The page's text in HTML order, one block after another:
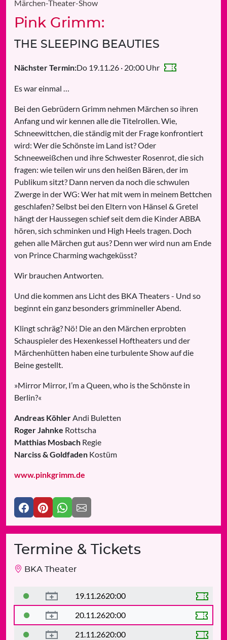
Märchen-Theater-Show
Pink Grimm:
THE SLEEPING BEAUTIES
Nächster Termin:Do 19.11.26 · 20:00 Uhr
Es war einmal …
Bei den Gebrüdern Grimm nehmen Märchen so ihren
Anfang und wir kennen alle die Titelrollen. Wie,
Schneewittchen, die ständig mit der Frage konfrontiert
wird: Wer die Schönste im Land ist? Oder
Schneeweißchen und ihre Schwester Rosenrot, die sich
fragen: wie teilen wir uns den heißen Bären, der im
Publikum sitzt? Dann nerven da noch die schwulen
Zwerge in der WG: Wer hat mit wem in meinem Bettchen
geschlafen? Selbst bei den Eltern von Hänsel & Gretel
hängt der Haussegen schief seit dem die Kinder ABBA
hören, sich schminken und High Heels tragen. Doch
gehen alle Märchen gut aus? Denn wer wird nun am Ende
von Prince Charming wachgeküsst?
Wir brauchen Antworten.
Und die kommen ans Licht des BKA Theaters - Und so
beginnt ein ganz besonders grimmineller Abend.
Klingt schräg? Nö! Die an den Märchen erprobten
Schauspieler des Hexenkessel Hoftheaters und der
Märchenhütten haben eine turbulente Show auf die
Beine gestellt.
»Mirror Mirror, I’m a Queen, who is the Schönste in
Berlin?«
Andreas KöhlerAndi Buletten
Roger Jahnke Rottscha
Matthias Mosbach Regie
Narciss & Goldfaden Kostüm
www.pinkgrimm.de
Termine & Tickets
BKA Theater
19.11.2620:00
20.11.2620:00
21.11.2620:00